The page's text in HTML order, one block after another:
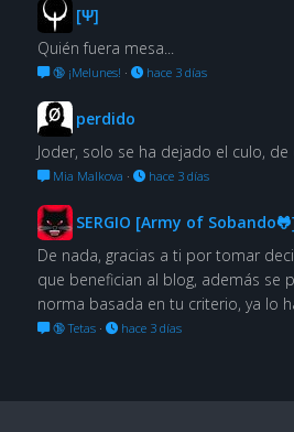
[Ψ]
Quién fuera mesa...
🔞 ¡Melunes! · hace 3 días
perdido
Joder, solo se ha dejado el culo,
Mia Malkova · hace 3 días
SERGIO [Army of
De nada, gracias a ti por tomar
que benefician al blog, además se
norma basada en tu criterio, ya lo
🔞 Tetas· hace 3 días